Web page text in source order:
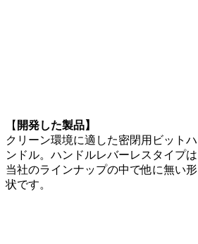
【 開発した製品】
クリーン環境に適した密閉用ビットハ
ンドル。ハンドルレバーレスタイプは
当社のラインナップの中で他に無い形
状です。